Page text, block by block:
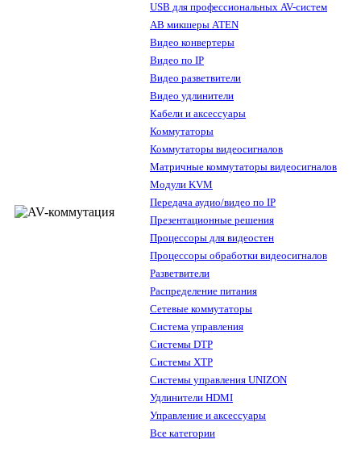
USB для профессиональных AV-систем
АВ микшеры ATEN
Видео конвертеры
Видео по IP
Видео разветвители
Видео удлинители
Кабели и аксессуары
Коммутаторы
Коммутаторы видеосигналов
Матричные коммутаторы видеосигналов
Модули KVM
Передача аудио/видео по IP
Презентационные решения
Процессоры для видеостен
Процессоры обработки видеосигналов
Разветвители
Распределение питания
Сетевые коммутаторы
Система управления
Системы DTP
Системы XTP
Системы управления UNIZON
Удлинители HDMI
Управление и аксессуары
Все категории